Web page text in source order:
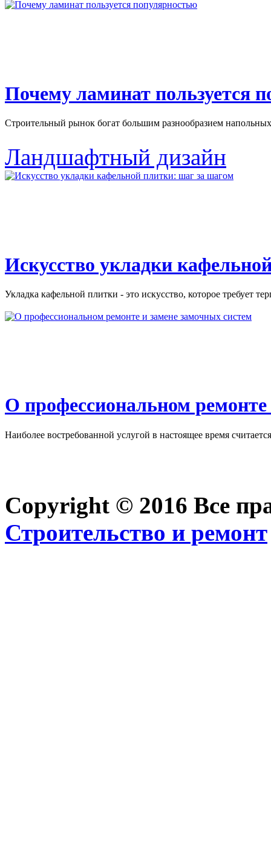
Почему ламинат пользуется
Строительный рынок богат большим разнообразием
Ландшафтный дизайн
Искусство укладки
Укладка кафельной плитки - это искусство, которое требует
О профессиональном
Наиболее востребованной услугой в настоящее время
Copyright © 2016 Все
Строительство и ремонт